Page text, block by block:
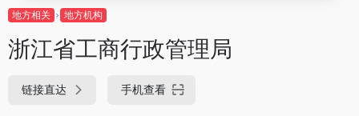
地方相关 地方机构
浙江省工商行政管理局
链接直达 手机查看